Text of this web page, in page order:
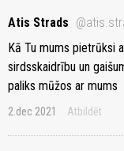
Atis Strads
Kā Tu mums pietrūksi
sirdsskaidrību un
paliks mūžos ar mums
2.dec 2021 Atbildēt